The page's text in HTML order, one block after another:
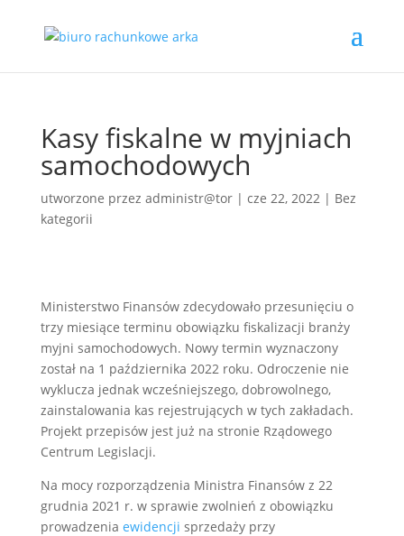
Kasy fiskalne w myjniach
samochodowych
utworzone przez administr@tor| cze 22, 2022| Bez
kategorii
Ministerstwo Finansów zdecydowało przesunięciu o
trzy miesiące terminu obowiązku fiskalizacji branży
myjni samochodowych. Nowy termin wyznaczony
został na 1 października 2022 roku. Odroczenie nie
wyklucza jednak wcześniejszego, dobrowolnego,
zainstalowania kas rejestrujących w tych zakładach.
Projekt przepisów jest już na stronie Rządowego
Centrum Legislacji.
Na mocy rozporządzenia Ministra Finansów z 22
grudnia 2021 r. w sprawie zwolnień z obowiązku
prowadzenia ewidencji sprzedaży przy